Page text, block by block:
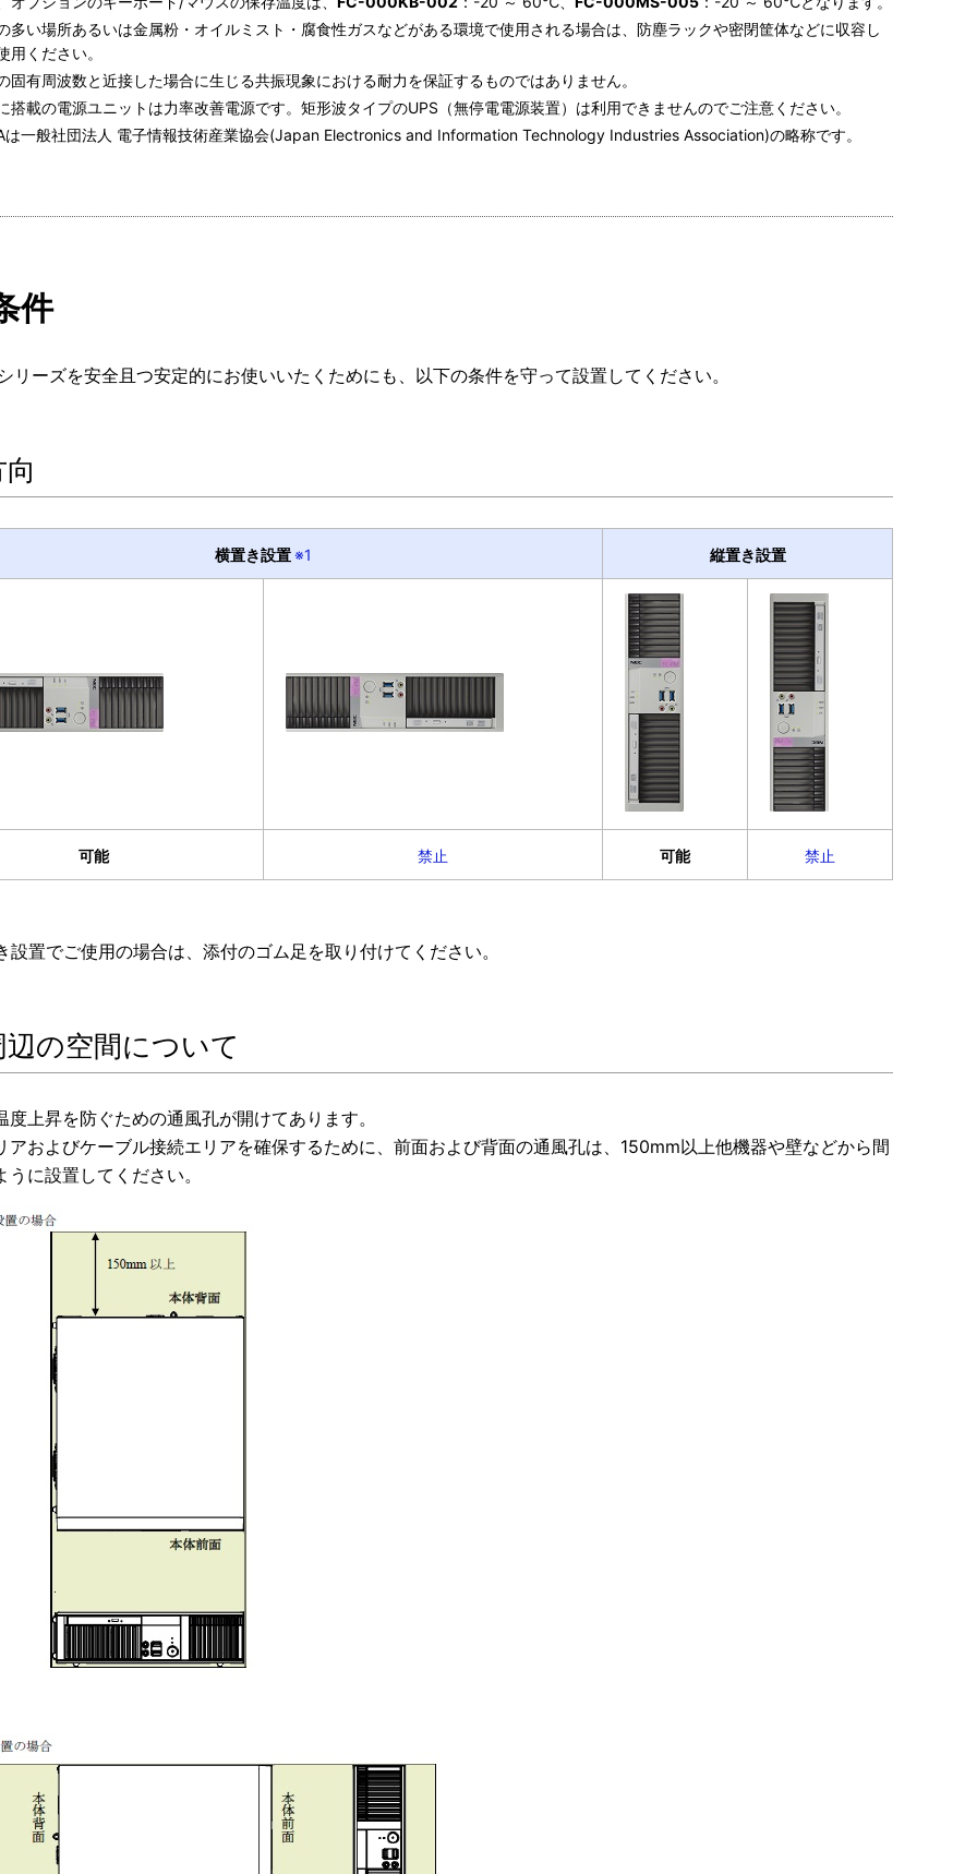
多い場所あるいは金属粉・オイルミスト・腐食性ガスなどがある環境で使用される場合は、防塵ラックや密閉筐体などに収容し
用ください。
固有周波数と近接した場合に生じる共振現象における耐力を保証するものではありません。
搭載の電源ユニットは力率改善電源です。矩形波タイプのUPS（無停電電源装置）は利用できませんのでご注意ください。
は一般社団法人 電子情報技術産業協会(Japan Electronics and Information Technology Industries Association)の略称です。
件
リーズを安全且つ安定的にお使いいたくためにも、以下の条件を守って設置してください。
横置き設置※1 縦置き設置
可能 禁止 可能 禁止
設置でご使用の場合は、添付のゴム足を取り付けてください。
辺の空間について
度上昇を防ぐための通風孔が開けてあります。
アおよびケーブル接続エリアを確保するために、前面および背面の通風孔は、 150mm以上他機器や壁などから間
うに設置してください。